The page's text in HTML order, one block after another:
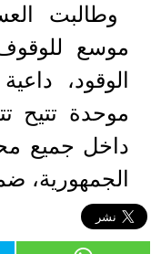
وطالبت
موسع
الوقود،
موحدة تتيح
داخل جميع
الجمهورية،